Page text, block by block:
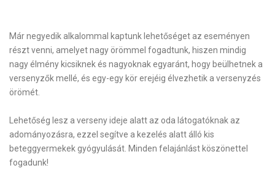
Már negyedik alkalommal kaptunk lehetőséget az eseményen
részt venni, amelyet nagy örömmel fogadtunk, hiszen mindig
nagy élmény kicsiknek és nagyoknak egyaránt, hogy beülhetnek a
versenyzők mellé, és egy-egy kör erejéig élvezhetik a versenyzés
örömét.
Lehetőség lesz a verseny ideje alatt az oda látogatóknak az
adományozásra, ezzel segítve a kezelés alatt álló kis
beteggyermekek gyógyulását. Minden felajánlást köszönettel
fogadunk!